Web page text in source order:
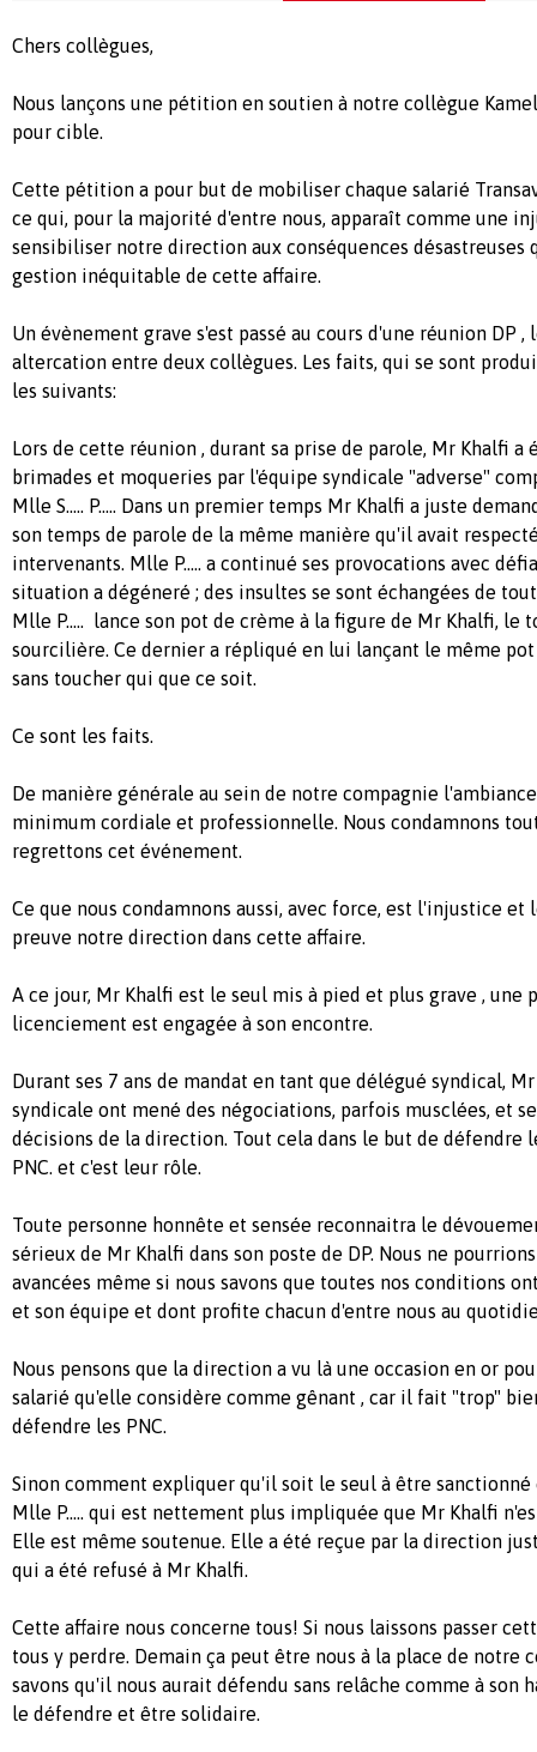
Chers collègues,
Nous lançons une pétition en soutien à notre collègue
pour cible.
Cette pétition a pour but de mobiliser chaque salarié
ce qui, pour la majorité d'entre nous, apparaît comme une
sensibiliser notre direction aux conséquences désastreuses
gestion inéquitable de cette affaire.
Un évènement grave s'est passé au cours d'une réunion DP ,
altercation entre deux collègues. Les faits, qui se sont
les suivants:
Lors de cette réunion , durant sa prise de parole, Mr Khalfi a
brimades et moqueries par l'équipe syndicale "adverse"
Mlle S..... P..... Dans un premier temps Mr Khalfi a juste
son temps de parole de la même manière qu'il avait
intervenants. Mlle P..... a continué ses provocations avec
situation a dégéneré ; des insultes se sont échangées de
Mlle P..... lance son pot de crème à la figure de Mr Khalfi, le
sourcilière. Ce dernier a répliqué en lui lançant le même
sans toucher qui que ce soit.
Ce sont les faits.
De manière générale au sein de notre compagnie
minimum cordiale et professionnelle. Nous condamnons
regrettons cet événement.
Ce que nous condamnons aussi, avec force, est l'injustice
preuve notre direction dans cette affaire.
A ce jour, Mr Khalfi est le seul mis à pied et plus grave , une
licenciement est engagée à son encontre.
Durant ses 7 ans de mandat en tant que délégué syndical,
syndicale ont mené des négociations, parfois musclées, et
décisions de la direction. Tout cela dans le but de défendre
PNC. et c'est leur rôle.
Toute personne honnête et sensée reconnaitra le
sérieux de Mr Khalfi dans son poste de DP. Nous ne
avancées même si nous savons que toutes nos conditions
et son équipe et dont profite chacun d'entre nous au
Nous pensons que la direction a vu là une occasion en or
salarié qu'elle considère comme gênant , car il fait "trop"
défendre les PNC.
Sinon comment expliquer qu'il soit le seul à être sanctionné
Mlle P..... qui est nettement plus impliquée que Mr Khalfi
Elle est même soutenue. Elle a été reçue par la direction
qui a été refusé à Mr Khalfi.
Cette affaire nous concerne tous! Si nous laissons passer
tous y perdre. Demain ça peut être nous à la place de notre
savons qu'il nous aurait défendu sans relâche comme à son
le défendre et être solidaire.